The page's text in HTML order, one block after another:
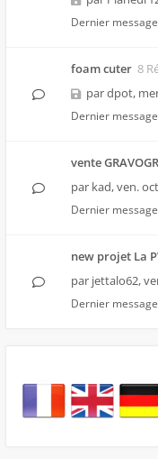
Dernier
foam cuter 8
pardpot,
Dernier
vente
par kad,ven.
Dernier
new projet La
par jettalo62,
Dernier